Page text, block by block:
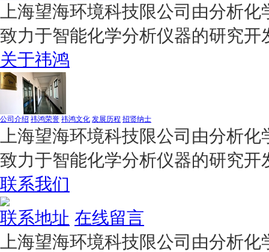
上海望海环境科技限公司由分析
致力于智能化学分析仪器的研究开
关于祎鸿
公司介绍 祎鸿荣誉 祎鸿文化 发展历程 招贤纳士
上海望海环境科技限公司由分析
致力于智能化学分析仪器的研究开
联系我们
联系地址 在线留言
上海望海环境科技限公司由分析